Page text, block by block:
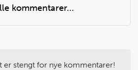
å skrelle tynne strimler av
kommentarer...
er stengt for nye kommentarer!